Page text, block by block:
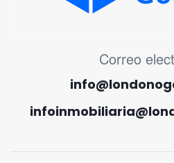
MENÚ CORREO ELECTRÓNICO
Correo